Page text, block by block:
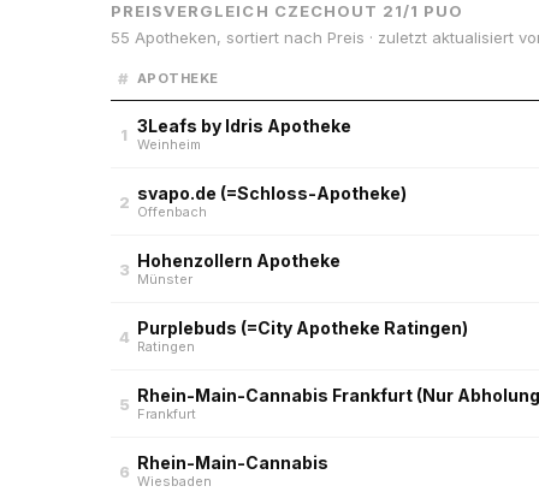
PREISVERGLEICH CZECHOUT 21/1 PUO
55 Apotheken, sortiert nach Preis · zuletzt aktualisiert
# APOTHEKE
1 3Leafs by Idris Apotheke
Weinheim
2 svapo.de (=Schloss-Apotheke)
Offenbach
3 Hohenzollern Apotheke
Münster
4 Purplebuds (=City Apotheke Ratingen)
Ratingen
5 Rhein-Main-Cannabis Frankfurt (Nur
Frankfurt
6 Rhein-Main-Cannabis
Wiesbaden